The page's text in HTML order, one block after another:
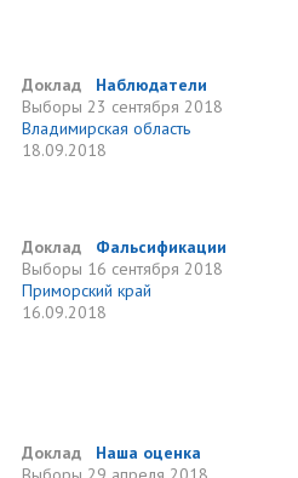
Доклад
Наблюдатели
Выборы 23 сентября 2018
Владимирская область
18.09.2018
Доклад
Фальсификации
Выборы 16 сентября 2018
Приморский край
16.09.2018
Доклад
Наша оценка